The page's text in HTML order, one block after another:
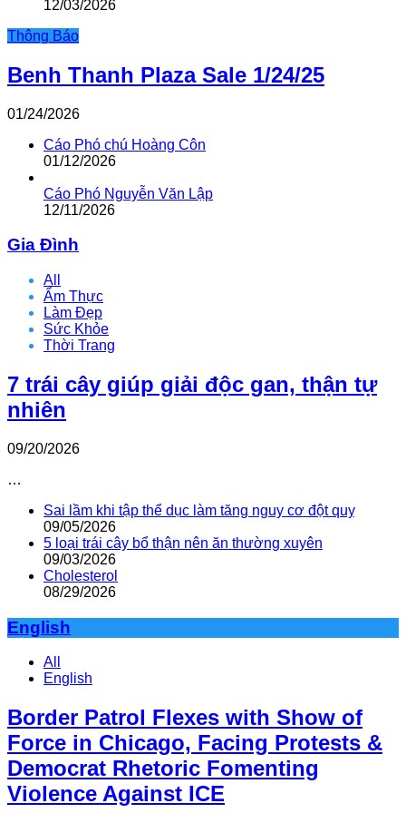
12/03/2026
Thông Báo
Benh Thanh Plaza Sale 1/24/25
01/24/2026
Cáo Phó chú Hoàng Côn
01/12/2026
Cáo Phó Nguyễn Văn Lập
12/11/2026
Gia Đình
All
Ẩm Thực
Làm Đẹp
Sức Khỏe
Thời Trang
7 trái cây giúp giải độc gan, thận tự
nhiên
09/20/2026
…
Sai lầm khi tập thể dục làm tăng nguy cơ đột quỵ
09/05/2026
5 loại trái cây bổ thận nên ăn thường xuyên
09/03/2026
Cholesterol
08/29/2026
English
All
English
Border Patrol Flexes with Show of
Force in Chicago, Facing Protests &
Democrat Rhetoric Fomenting
Violence Against ICE